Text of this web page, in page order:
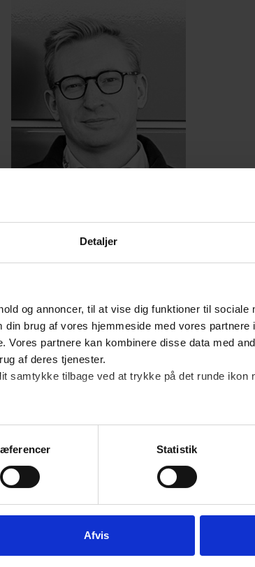
Detaljer
og annoncer, til at vise dig funktioner til sociale
brug af vores hjemmeside med vores partnere
Vores partnere kan kombinere disse data med
af deres tjenester.
samtykke tilbage ved at trykke på det runde ikon
Statistik
Afvis
31 52 20 56
mathias@turli.dk